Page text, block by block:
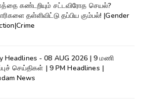
கண்டறியும் சட்டவிரோத செயல்?
தள்ளிவிட்டு தப்பிய கும்பல்! |Gender
Headlines - 08 AUG 2026 | 9 மணி
செய்திகள் | 9 PM Headlines |
News